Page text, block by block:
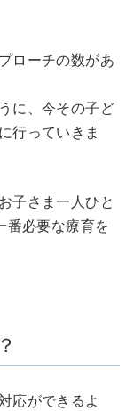
ローチの数があ
に、今その子ど
行っていきま
子さま一人ひと
番必要な療育を
応ができるよ